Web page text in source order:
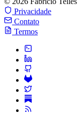
Privacidade
Contato
Termos